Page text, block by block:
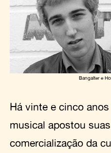
Bangalter e
Há vinte e cinco
musical apostou
comercialização da